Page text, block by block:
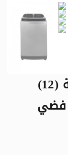
غسالة ز.ترست تعبيئة علوية (12)